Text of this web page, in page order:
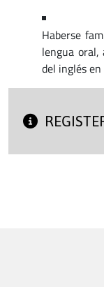
Haberse
lengua oral,
del inglés